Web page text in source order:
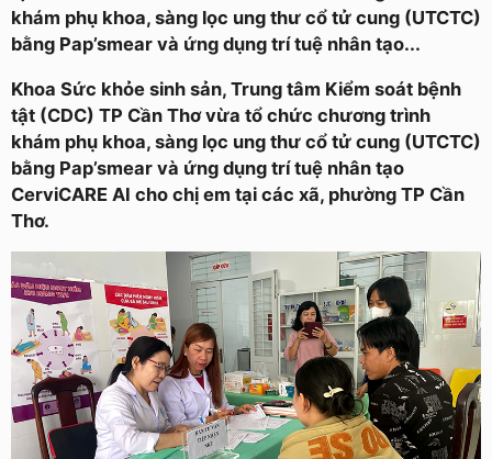
khám phụ khoa, sàng lọc ung thư cổ tử cung (UTCTC)
bằng Pap’smear và ứng dụng trí tuệ nhân tạo...
Khoa Sức khỏe sinh sản, Trung tâm Kiểm soát bệnh
tật (CDC) TP Cần Thơ vừa tổ chức chương trình
khám phụ khoa, sàng lọc ung thư cổ tử cung (UTCTC)
bằng Pap’smear và ứng dụng trí tuệ nhân tạo
CerviCARE AI cho chị em tại các xã, phường TP Cần
Thơ.